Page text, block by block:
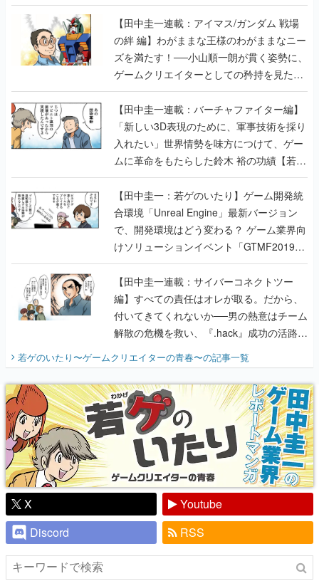
【田中圭一連載：アイマス/ガンダム 戦場
の絆 編】わがままな王様のわがままなニー
ズを満たす！──小山順一朗が貫く姿勢に、
ゲームクリエイターとしての矜持を見た
【若ゲのいたり最終回】
【田中圭一連載：バーチャファイター編】
「新しい3D表現のために、軍事技術を採り
入れたい」世界情勢を味方につけて、ゲー
ムに革命をもたらした鈴木 裕の功績【若ゲ
のいたり】
【田中圭一：若ゲのいたり】ゲーム開発統
合環境「Unreal Engine」最新バージョン
で、開発環境はどう変わる？ ゲーム業界向
けソリューションイベント「GTMF2019」
に行って、より理解を深めよう【PR】
【田中圭一連載：サイバーコネクトツー
編】すべての責任はオレが取る。だから、
付いてきてくれないか──男の熱意はチーム
解散の危機を救い、『.hack』成功の活路を
開く。業界の快男児・松山 洋に流れる血は
『少年ジャンプ』色だった【若ゲのいた
り】
若ゲのいたり〜ゲームクリエイターの青春〜の記事一覧
X
Youtube
Discord
RSS